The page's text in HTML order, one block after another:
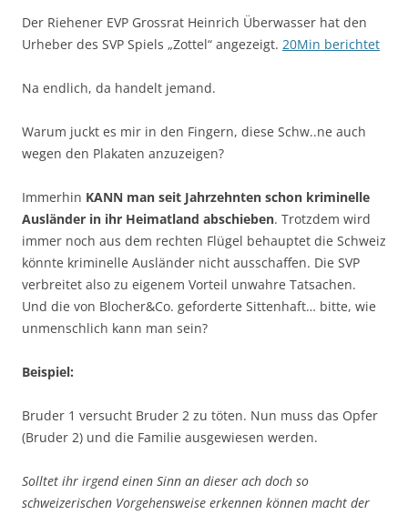
Der Riehener EVP Grossrat Heinrich Überwasser hat den
Urheber des SVP Spiels „Zottel“ angezeigt. 20Min berichtet
Na endlich, da handelt jemand.
Warum juckt es mir in den Fingern, diese Schw..ne auch
wegen den Plakaten anzuzeigen?
Immerhin KANN man seit Jahrzehnten schon kriminelle
Ausländer in ihr Heimatland abschieben. Trotzdem wird
immer noch aus dem rechten Flügel behauptet die Schweiz
könnte kriminelle Ausländer nicht ausschaffen. Die SVP
verbreitet also zu eigenem Vorteil unwahre Tatsachen.
Und die von Blocher&Co. geforderte Sittenhaft… bitte, wie
unmenschlich kann man sein?
Beispiel:
Bruder 1 versucht Bruder 2 zu töten. Nun muss das Opfer
(Bruder 2) und die Familie ausgewiesen werden.
Solltet ihr irgend einen Sinn an dieser ach doch so
schweizerischen Vorgehensweise erkennen können macht der